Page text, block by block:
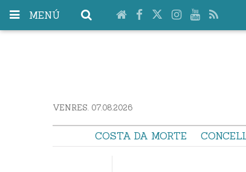
MENÚ
VENRES. 07.08.2026
COSTA DA MORTE